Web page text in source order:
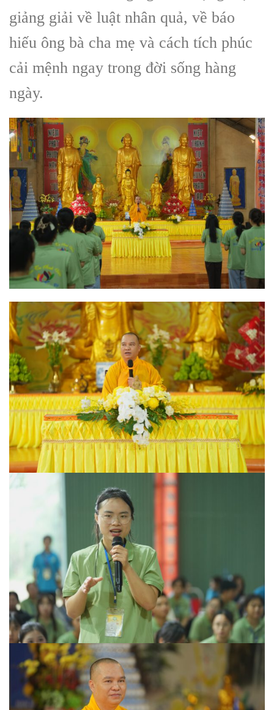
giảng giải về luật nhân quả, về báo
hiếu ông bà cha mẹ và cách tích phúc
cải mệnh ngay trong đời sống hàng
ngày.